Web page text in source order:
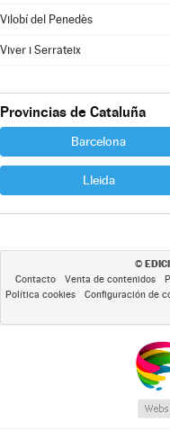
Vilobí del Penedès
Viver i Serrateix
Provincias de Cataluña
Barcelona
Lleida
©
Contacto Venta de contenidos
Política cookies
Configuración de